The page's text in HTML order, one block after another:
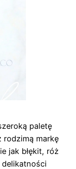
paletę
markę
jak błękit, róż